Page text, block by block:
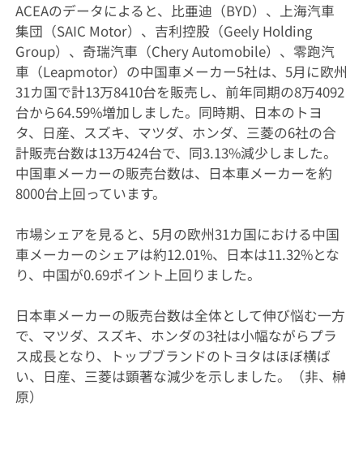
ACEAのデータによると、比亜迪（BYD）、上海汽車
集団（SAIC Motor）、吉利控股（Geely Holding
Group）、奇瑞汽車（Chery Automobile）、零跑汽
車（Leapmotor）の中国車メーカー5社は、5月に欧州
31カ国で計13万8410台を販売し、前年同期の8万4092
台から64.59%増加しました。同時期、日本のトヨ
タ、日産、スズキ、マツダ、ホンダ、三菱の6社の合
計販売台数は13万424台で、同3.13%減少しました。
中国車メーカーの販売台数は、日本車メーカーを約
8000台上回っています。
市場シェアを見ると、5月の欧州31カ国における中国
車メーカーのシェアは約12.01%、日本は11.32%とな
り、中国が0.69ポイント上回りました。
日本車メーカーの販売台数は全体として伸び悩む一方
で、マツダ、スズキ、ホンダの3社は小幅ながらプラ
ス成長となり、トップブランドのトヨタはほぼ横ば
い、日産、三菱は顕著な減少を示しました。（非、榊
原）